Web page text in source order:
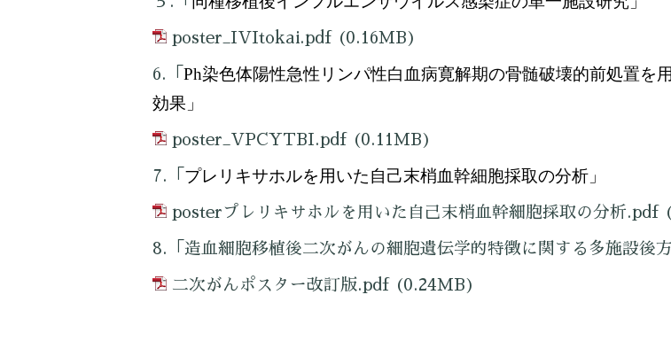
poster_IVItokai.pdf(0.16MB)
6.「 Ph染色体陽性急性リンパ性白血病寛解期の骨髄破壊的前処置を
効果」
poster_VPCYTBI.pdf(0.11MB)
7.「 プレリキサホルを用いた自己末梢血幹細胞採取の分析」
posterプレリキサホルを用いた自己末梢血幹細胞採取の分析.pdf
8.「造血細胞移植後二次がんの細胞遺伝学的特徴に関する多施設後
二次がんポスター改訂版.pdf(0.24MB)